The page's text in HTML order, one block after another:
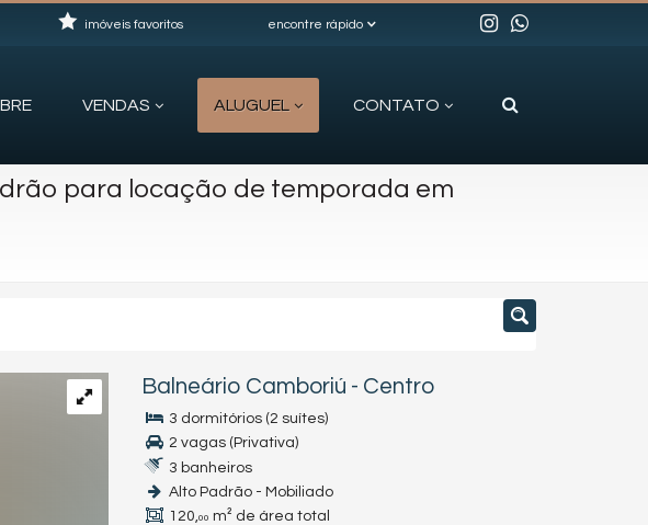
encontre rápido
imóveis favoritos
VENDAS ALUGUEL CONTATO
para locação de temporada em
Balneário Camboriú - Centro
3 dormitórios (2 suítes)
2 vagas (Privativa)
3 banheiros
Alto Padrão - Mobiliado
120,00 m² de área total